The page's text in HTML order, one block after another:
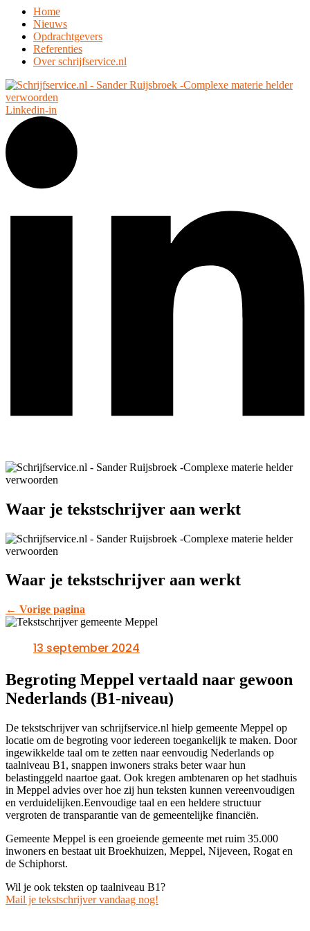
Home
Nieuws
Opdrachtgevers
Referenties
Over schrijfservice.nl
Linkedin-in
Waar je tekstschrijver aan werkt
Waar je tekstschrijver aan werkt
← Vorige pagina
13 september 2024
Begroting Meppel vertaald naar gewoon
Nederlands (B1-niveau)
De tekstschrijver van schrijfservice.nl hielp gemeente Meppel op
locatie om de begroting voor iedereen toegankelijk te maken. Door
ingewikkelde taal om te zetten naar eenvoudig Nederlands op
taalniveau B1, snappen inwoners straks beter waar hun
belastinggeld naartoe gaat. Ook kregen ambtenaren op het stadhuis
in Meppel advies over hoe zij hun teksten kunnen vereenvoudigen
en verduidelijken.Eenvoudige taal en een heldere structuur
vergroten de transparantie van de gemeentelijke financiën.
Gemeente Meppel is een groeiende gemeente met ruim 35.000
inwoners en bestaat uit Broekhuizen, Meppel, Nijeveen, Rogat en
de Schiphorst.
Wil je ook teksten op taalniveau B1?
Mail je tekstschrijver vandaag nog!